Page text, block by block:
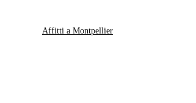
Affitti a Montpellier